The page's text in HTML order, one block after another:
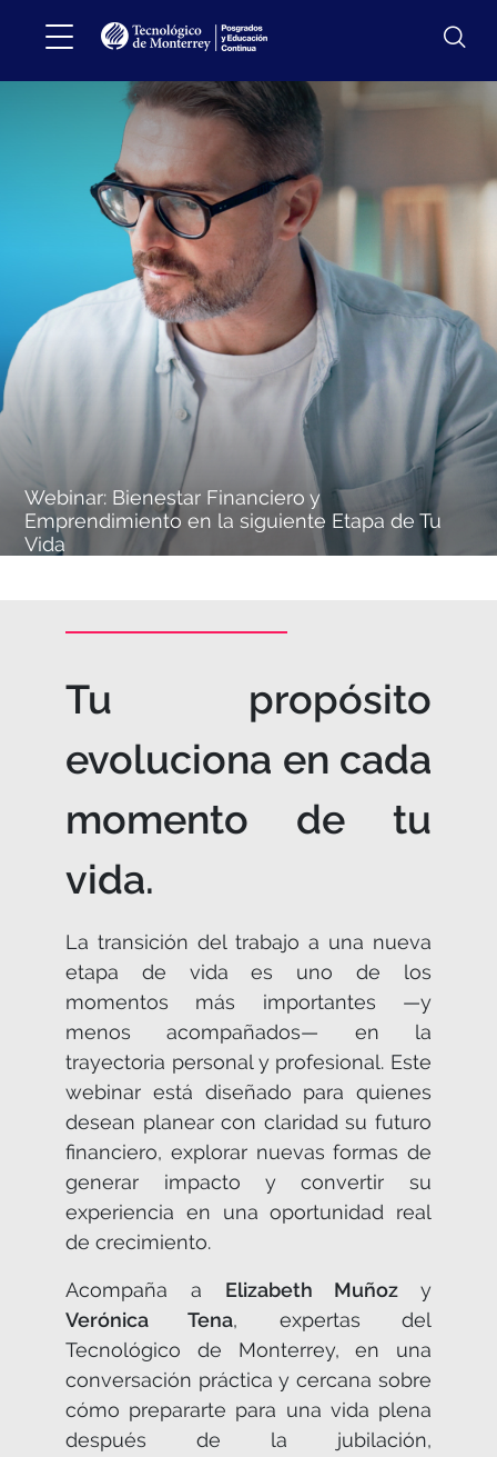
Webinar: Bienestar Financiero y
Emprendimiento en la siguiente Etapa de Tu
Vida
Tu propósito
evoluciona en cada
momento de tu
vida.
La transición del trabajo a una nueva
etapa de vida es uno de los
momentos más importantes —y
menos acompañados— en la
trayectoria personal y profesional. Este
webinar está diseñado para quienes
desean planear con claridad su futuro
financiero, explorar nuevas formas de
generar impacto y convertir su
experiencia en una oportunidad real
de crecimiento.
Acompaña a Elizabeth Muñoz y
Verónica Tena, expertas del
Tecnológico de Monterrey, en una
conversación práctica y cercana sobre
cómo prepararte para una vida plena
después de la jubilación,